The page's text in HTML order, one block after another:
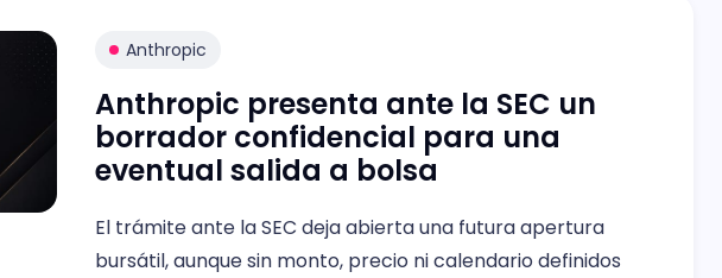
Anthropic
Anthropic presenta ante la SEC un
borrador confidencial para una
eventual salida a bolsa
El trámite ante la SEC deja abierta una futura apertura
bursátil, aunque sin monto, precio ni calendario definidos